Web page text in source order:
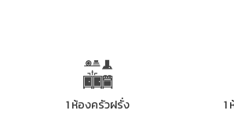
1 ห้องครัวฝรั่ง 1